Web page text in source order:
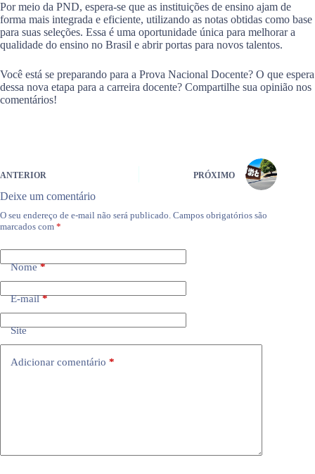
Por meio da PND, espera-se que as instituições de ensino ajam de
forma mais integrada e eficiente, utilizando as notas obtidas como base
para suas seleções. Essa é uma oportunidade única para melhorar a
qualidade do ensino no Brasil e abrir portas para novos talentos.
Você está se preparando para a Prova Nacional Docente? O que espera
dessa nova etapa para a carreira docente? Compartilhe sua opinião nos
comentários!
ANTERIOR PRÓXIMO
Deixe um comentário
O seu endereço de e-mail não será publicado. Campos obrigatórios são
marcados com *
Nome*
E-mail*
Site
Adicionar comentário *